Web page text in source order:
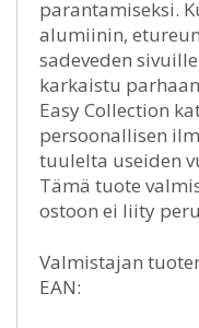
parantamiseksi.
alumiinin,
sadeveden
karkaistu
Easy Collection
persoonallisen
tuulelta useiden
Tämä tuote
ostoon ei liity
Valmistajan
EAN: